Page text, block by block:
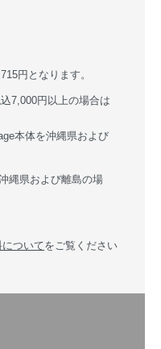
円となります。
7,000円以上の場合は
本体を沖縄県および
縄県および離島の場
ついてをご覧ください